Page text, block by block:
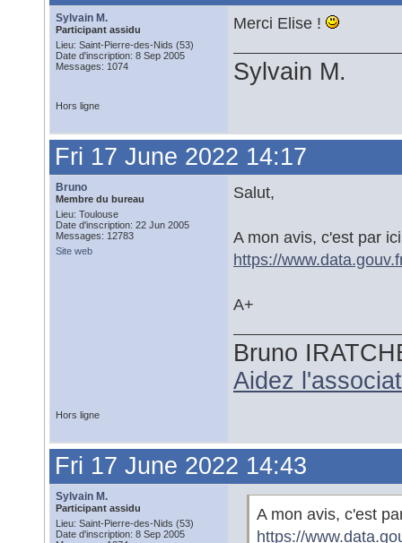
Sylvain M.
Participant assidu
Lieu: Saint-Pierre-des-Nids (53)
Date d'inscription: 8 Sep 2005
Messages: 1074
Merci Elise !
Sylvain M.
Hors ligne
Fri 17 June 2022 14:17
Bruno
Membre du bureau
Lieu: Toulouse
Date d'inscription: 22 Jun 2005
Messages: 12783
Site web
Salut,
A mon avis, c'est par
https://
A+
Bruno
Aidez
Hors ligne
Fri 17 June 2022 14:43
Sylvain M.
Participant assidu
Lieu: Saint-Pierre-des-Nids (53)
Date d'inscription: 8 Sep 2005
A mon avis, c'est
https://